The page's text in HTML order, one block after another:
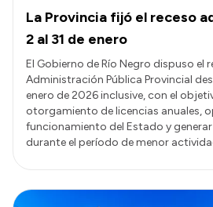
La Provincia fijó el receso
2 al 31 de enero
El Gobierno de Río Negro dispuso el
Administración Pública Provincial
enero de 2026 inclusive, con el
otorgamiento de licencias anuales,
funcionamiento del Estado y
durante el período de menor